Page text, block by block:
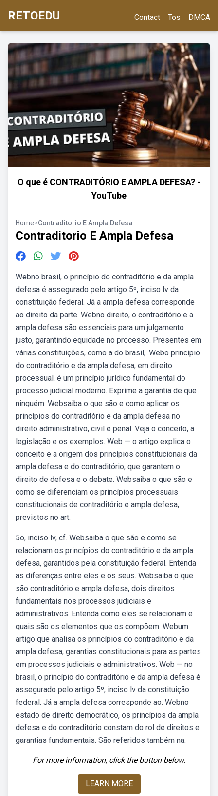
RETOEDU Contact Tos DMCA
O que é CONTRADITÓRIO E AMPLA DEFESA? -
YouTube
Home>Contraditorio E Ampla Defesa
Contraditorio E Ampla Defesa
Webno brasil, o princípio do contraditório e da ampla
defesa é assegurado pelo artigo 5º, inciso lv da
constituição federal. Já a ampla defesa corresponde
ao direito da parte. Webno direito, o contraditório e a
ampla defesa são essenciais para um julgamento
justo, garantindo equidade no processo. Presentes em
várias constituições, como a do brasil,. Webo principio
do contraditório e da ampla defesa, em direito
processual, é um princípio jurídico fundamental do
processo judicial moderno. Exprime a garantia de que
ninguém. Websaiba o que são e como aplicar os
princípios do contraditório e da ampla defesa no
direito administrativo, civil e penal. Veja o conceito, a
legislação e os exemplos. Web — o artigo explica o
conceito e a origem dos princípios constitucionais da
ampla defesa e do contraditório, que garantem o
direito de defesa e o debate. Websaiba o que são e
como se diferenciam os princípios processuais
constitucionais de contraditório e ampla defesa,
previstos no art.
5o, inciso lv, cf. Websaiba o que são e como se
relacionam os princípios do contraditório e da ampla
defesa, garantidos pela constituição federal. Entenda
as diferenças entre eles e os seus. Websaiba o que
são contraditório e ampla defesa, dois direitos
fundamentais nos processos judiciais e
administrativos. Entenda como eles se relacionam e
quais são os elementos que os compõem. Webum
artigo que analisa os princípios do contraditório e da
ampla defesa, garantias constitucionais para as partes
em processos judiciais e administrativos. Web — no
brasil, o princípio do contraditório e da ampla defesa é
assegurado pelo artigo 5º, inciso lv da constituição
federal. Já a ampla defesa corresponde ao. Webno
estado de direito democrático, os princípios da ampla
defesa e do contraditório constam do rol de direitos e
garantias fundamentais. São referidos também na.
For more information, click the button below.
LEARN MORE